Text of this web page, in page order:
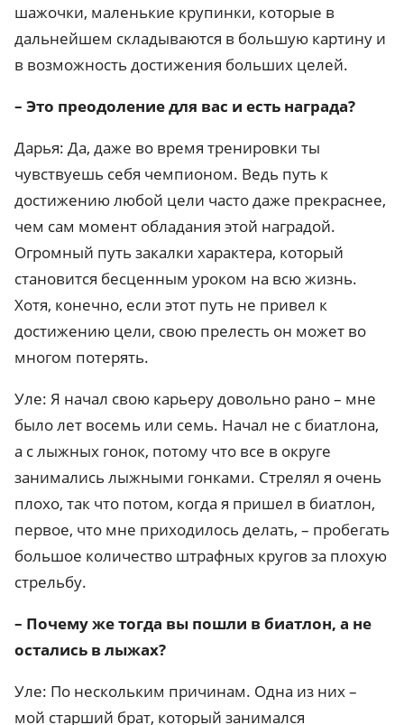
шажочки, маленькие крупинки, которые в
дальнейшем складываются в большую картину и
в возможность достижения больших целей.
– Это преодоление для вас и есть награда?
Дарья: Да, даже во время тренировки ты
чувствуешь себя чемпионом. Ведь путь к
достижению любой цели часто даже прекраснее,
чем сам момент обладания этой наградой.
Огромный путь закалки характера, который
становится бесценным уроком на всю жизнь.
Хотя, конечно, если этот путь не привел к
достижению цели, свою прелесть он может во
многом потерять.
Уле: Я начал свою карьеру довольно рано – мне
было лет восемь или семь. Начал не с биатлона,
а с лыжных гонок, потому что все в округе
занимались лыжными гонками. Стрелял я очень
плохо, так что потом, когда я пришел в биатлон,
первое, что мне приходилось делать, – пробегать
большое количество штрафных кругов за плохую
стрельбу.
– Почему же тогда вы пошли в биатлон, а не
остались в лыжах?
Уле: По нескольким причинам. Одна из них –
мой старший брат, который занимался